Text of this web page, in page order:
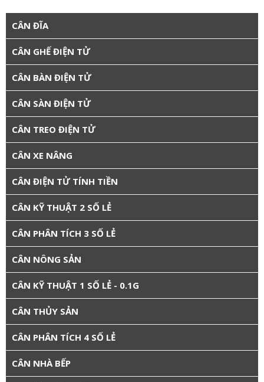
CÂN ĐĨA
CÂN GHẾ ĐIỆN TỬ
CÂN BÀN ĐIỆN TỬ
CÂN SÀN ĐIỆN TỬ
CÂN TREO ĐIỆN TỬ
CÂN XE NÂNG
CÂN ĐIỆN TỬ TÍNH TIỀN
CÂN KỸ THUẬT 2 SỐ LẺ
CÂN PHÂN TÍCH 3 SỐ LẺ
CÂN NÔNG SẢN
CÂN KỸ THUẬT 1 SỐ LẺ - 0.1G
CÂN THỦY SẢN
CÂN PHÂN TÍCH 4 SỐ LẺ
CÂN NHÀ BẾP